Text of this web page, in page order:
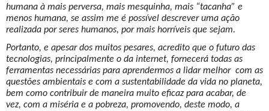
humana à mais perversa, mais mesquinha, mais “tacanha” e
menos humana, se assim me é possível descrever uma ação
realizada por seres humanos, por mais horríveis que sejam.
Portanto, e apesar dos muitos pesares, acredito que o futuro das
tecnologias, principalmente o da internet, fornecerá todas as
ferramentas necessárias para aprendermos a lidar melhor com as
questões ambientais e com a sustentabilidade da vida no planeta,
bem como contribuir de maneira muito eficaz para acabar, de
vez, com a miséria e a pobreza, promovendo, deste modo, a